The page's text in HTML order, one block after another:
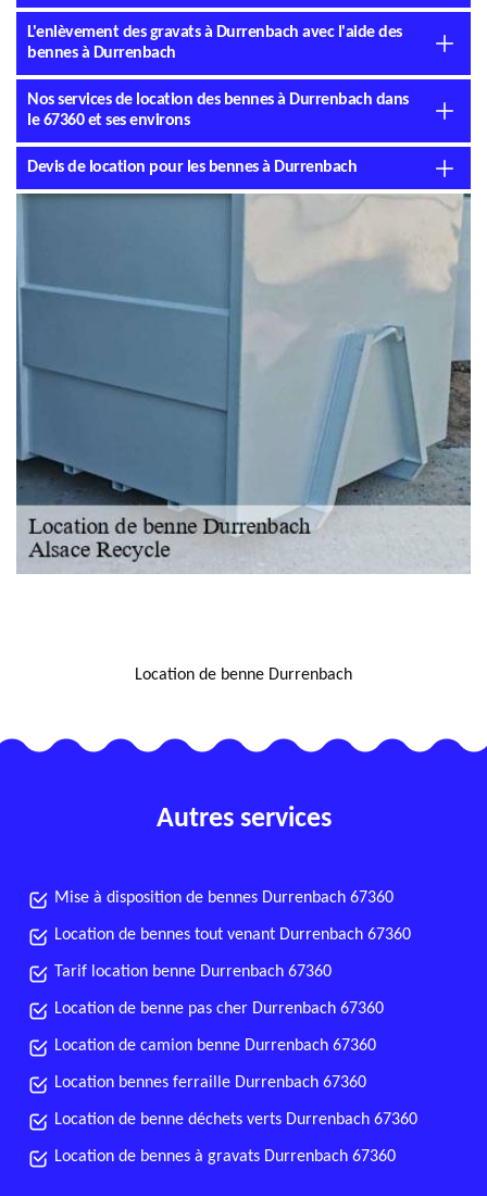
L'enlèvement des gravats à Durrenbach avec l'aide des
bennes à Durrenbach
Nos services de location des bennes à Durrenbach dans
le 67360 et ses environs
Devis de location pour les bennes à Durrenbach
Location de benne Durrenbach
Autres services
Mise à disposition de bennes Durrenbach 67360
Location de bennes tout venant Durrenbach 67360
Tarif location benne Durrenbach 67360
Location de benne pas cher Durrenbach 67360
Location de camion benne Durrenbach 67360
Location bennes ferraille Durrenbach 67360
Location de benne déchets verts Durrenbach 67360
Location de bennes à gravats Durrenbach 67360